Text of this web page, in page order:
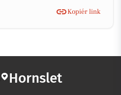
Kopiér link
Hornslet